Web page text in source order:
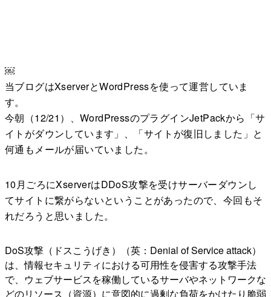
￼
当ブログはXserverとWordPressを使って運営していま
す。
今朝（12/21）、WordPressのプラグインJetPackから「サ
イトがダウンしています」、「サイトが復旧しました」と
何通もメールが届いていました。
10月ごろにXserverはDDoS攻撃を受けサーバーダウンし
てサイトに繋がらないということがあったので、今回もそ
れだろうと思いました。
DoS攻撃（ドスこうげき）（英：Denial of Service attack）
は、情報セキュリティにおける可用性を侵害する攻撃手法
で、ウェブサービスを稼働しているサーバやネットワークな
どのリソース（資源）に意図的に過剰な負荷をかけたり脆弱